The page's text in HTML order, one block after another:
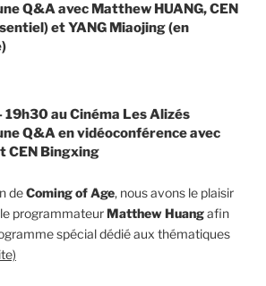
Q&A avec Matthew HUANG, CEN
et YANG Miaojing (en
19h30 au Cinéma Les Alizés
Q&A en vidéoconférence avec
CEN Bingxing
deComing of Age, nous avons le plaisir
programmateurMatthew Huangafin
spécial dédié aux thématiques